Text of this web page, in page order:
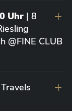
Uhr | 8
@FINE CLUB